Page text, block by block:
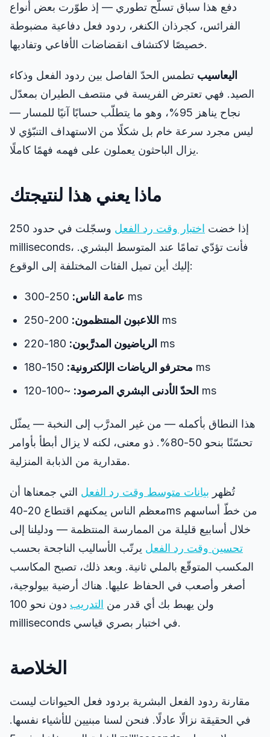
دفع هذا سباق تسلّح تطوري — إذ طوّرت بعض أنواع
الفرائس، كجرذان الكنغر، ردود فعل دفاعية مضبوطة
خصيصًا لاكتشاف انقضاضات الأفاعي وتفاديها.
اليعاسيب تطمس الحدّ الفاصل بين ردود الفعل وذكاء
الصيد. فهي تعترض الفريسة في منتصف الطيران بمعدّل
نجاح يناهز 95%، وهو ما يتطلّب حسابًا آنيًا للمسار —
ليس مجرد سرعة خام بل شكلًا من الاستهداف التنبّؤي لا
يزال الباحثون يعملون على فهمه فهمًا كاملًا.
ماذا يعني هذا لنتيجتك
إذا خضت اختبار وقت رد الفعل
وسجّلت في حدود 250
milliseconds، فأنت تؤدّي تمامًا عند المتوسط البشري.
إليك أين تميل الفئات المختلفة إلى الوقوع:
عامة الناس: 250-300 ms
اللاعبون المنتظمون: 200-250 ms
الرياضيون المدرَّبون: 180-220 ms
محترفو الرياضات الإلكترونية: 150-180 ms
الحدّ الأدنى البشري المرصود: ~100-120 ms
هذا النطاق بأكمله — من غير المدرَّب إلى النخبة — يمثّل
تحسّنًا بنحو 50-80%. ذو معنى، لكنه لا يزال أبطأ بأوامر
مقدارية من الذبابة المنزلية.
تُظهر بيانات متوسط وقت رد الفعل التي جمعناها أن
معظم الناس يمكنهم اقتطاع 20-40ms من خطّ أساسهم
خلال أسابيع قليلة من الممارسة المنتظمة — ودليلنا إلى
تحسين وقت رد الفعل يرتّب الأساليب الناجحة بحسب
المكسب المتوقّع بالملي ثانية. وبعد ذلك، تصبح المكاسب
أصغر وأصعب في الحفاظ عليها. هناك أرضية بيولوجية،
ولن يهبط بك أي قدر من التدريب
دون نحو 100
milliseconds في اختبار بصري قياسي.
الخلاصة
مقارنة ردود الفعل البشرية بردود فعل الحيوانات ليست
في الحقيقة نزالًا عادلًا. فنحن لسنا مبنيين للأشياء نفسها.